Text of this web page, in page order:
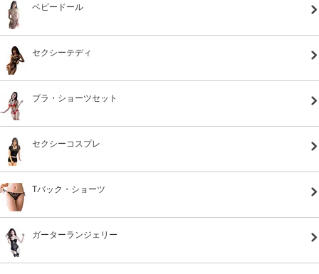
ベビードール
セクシーテディ
ブラ・ショーツセット
セクシーコスプレ
Tバック・ショーツ
ガーターランジェリー